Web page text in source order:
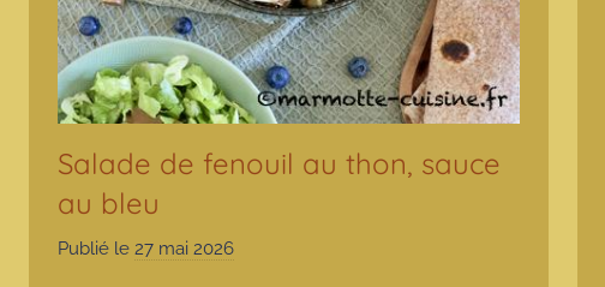
Salade de fenouil au thon, sauce
au bleu
Publié le 27 mai 2026